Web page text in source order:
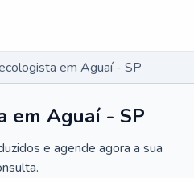
em Aguaí - SP
em Aguaí - SP
e agende agora a sua